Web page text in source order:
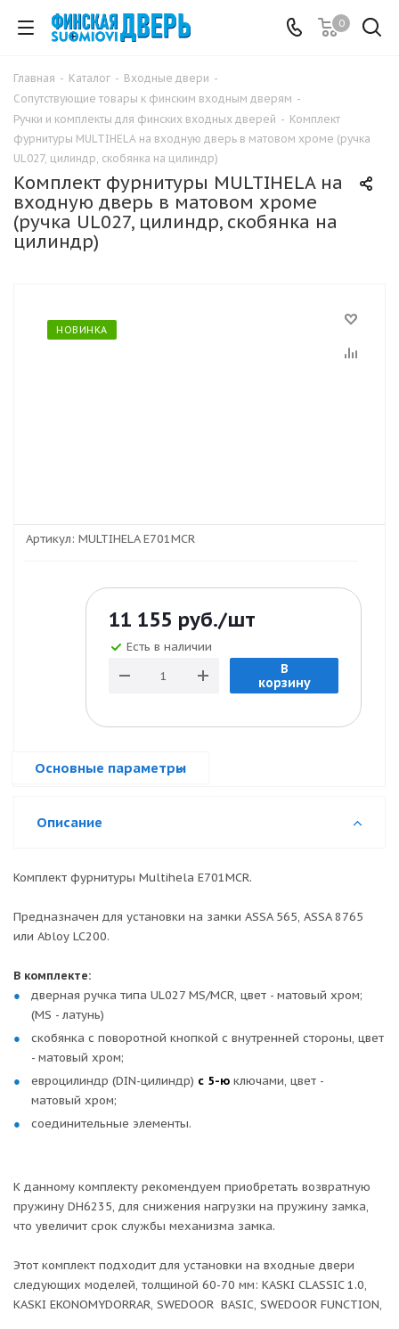
0
Главная - Каталог - Входные двери -
Сопутствующие товары к финским входным дверям -
Ручки и комплекты для финских входных дверей - Комплект
фурнитуры MULTIHELA на входную дверь в матовом хроме (ручка
UL027, цилиндр, скобянка на цилиндр)
Комплект фурнитуры MULTIHELA на
входную дверь в матовом хроме
(ручка UL027, цилиндр, скобянка на
цилиндр)
НОВИНКА
Артикул: MULTIHELA E701MCR
11 155 руб./шт
Есть в наличии
В
корзину
Основные параметры
Описание
Комплект фурнитуры Multihela E701MCR.
Предназначен для установки на замки ASSA 565, ASSA 8765
или Abloy LC200.
В комплекте:
дверная ручка типа UL027 MS/MCR, цвет - матовый хром;
(MS - латунь)
скобянка с поворотной кнопкой с внутренней стороны, цвет
- матовый хром;
евроцилиндр (DIN-цилиндр) с 5-ю ключами, цвет -
матовый хром;
соединительные элементы.
К данному комплекту рекомендуем приобретать возвратную
пружину DH6235, для снижения нагрузки на пружину замка,
что увеличит срок службы механизма замка.
Этот комплект подходит для установки на входные двери
следующих моделей, толщиной 60-70 мм: KASKI CLASSIC 1.0,
KASKI EKONOMYDORRAR, SWEDOOR BASIC, SWEDOOR FUNCTION,